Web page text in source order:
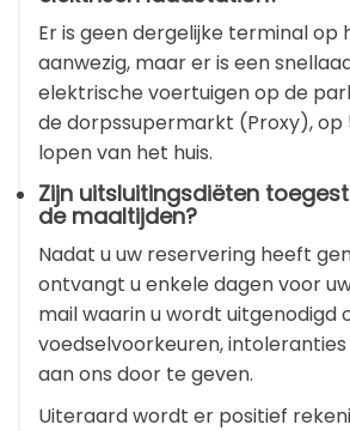
Er is geen dergelijke terminal op
aanwezig, maar er is een
elektrische voertuigen op de
de dorpssupermarkt (Proxy), op
lopen van het huis.
Zijn uitsluitingsdiëten
de maaltijden?
Nadat u uw reservering heeft
ontvangt u enkele dagen voor
mail waarin u wordt uitgenodigd
voedselvoorkeuren,
aan ons door te geven.
Uiteraard wordt er positief